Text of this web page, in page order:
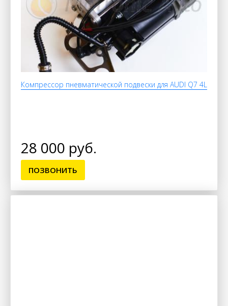
Компрессор пневматической подвески для AUDI Q7 4L
28 000 руб.
ПОЗВОНИТЬ